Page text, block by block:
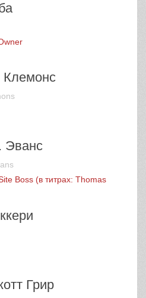
Клемонс
Эванс
Boss (в титрах: Thomas
Грир